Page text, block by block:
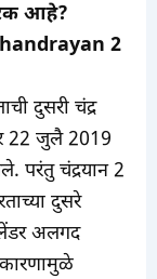
आहे?
2
दुसरी चंद्र
22 जुलै 2019
परंतु चंद्रयान 2
दुसरे
अलगद